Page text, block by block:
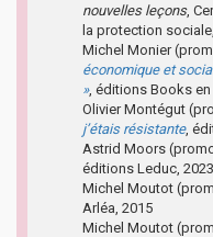
nouvelles leçons,
la protection
Michel Monier
économique et
», éditions Books
Olivier Montégut
j’étais résistante,
Astrid Moors
éditions Leduc, 2023
Michel Moutot
Arléa, 2015
Michel Moutot